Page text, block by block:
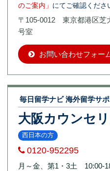
のご案内」 にてご確認くださ
〒105-0012 東京都港区芝
号室
お問い合わせフォー
毎日留学ナビ 海外留学サ
大阪カウンセ
西日本の方
0120-952295
月～金、第1・3土 10:00-